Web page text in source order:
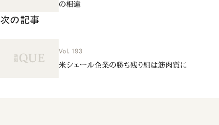
の相違
次の記事
Vol. 193
米シェール企業の勝ち残り組は筋肉質に